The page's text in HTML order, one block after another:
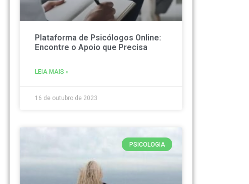
Plataforma de Psicólogos Online:
Encontre o Apoio que Precisa
LEIA MAIS »
16 de outubro de 2023
PSICOLOGIA